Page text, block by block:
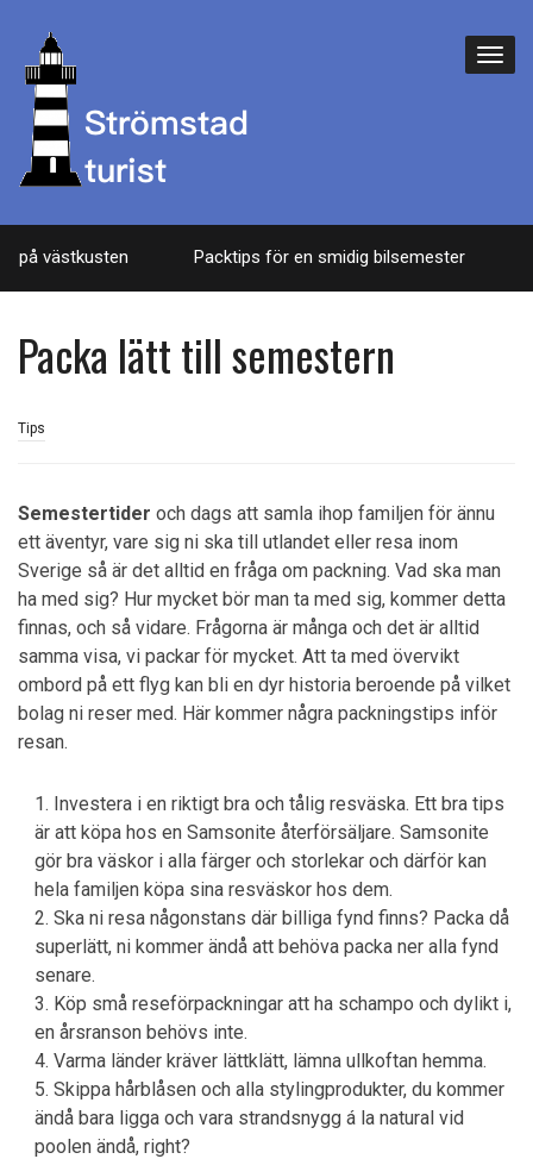
på västkusten Packtips för en smidig bilsemester
Packa lätt till semestern
Tips
Semestertider och dags att samla ihop familjen för ännu
ett äventyr, vare sig ni ska till utlandet eller resa inom
Sverige så är det alltid en fråga om packning. Vad ska man
ha med sig? Hur mycket bör man ta med sig, kommer detta
finnas, och så vidare. Frågorna är många och det är alltid
samma visa, vi packar för mycket. Att ta med övervikt
ombord på ett flyg kan bli en dyr historia beroende på vilket
bolag ni reser med. Här kommer några packningstips inför
resan.
Investera i en riktigt bra och tålig resväska. Ett bra tips
är att köpa hos en Samsonite återförsäljare. Samsonite
gör bra väskor i alla färger och storlekar och därför kan
hela familjen köpa sina resväskor hos dem.
Ska ni resa någonstans där billiga fynd finns? Packa då
superlätt, ni kommer ändå att behöva packa ner alla fynd
senare.
Köp små reseförpackningar att ha schampo och dylikt i,
en årsranson behövs inte.
Varma länder kräver lättklätt, lämna ullkoftan hemma.
Skippa hårblåsen och alla stylingprodukter, du kommer
ändå bara ligga och vara strandsnygg á la natural vid
poolen ändå, right?